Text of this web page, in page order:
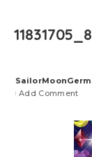
Posted
by
Add Comment